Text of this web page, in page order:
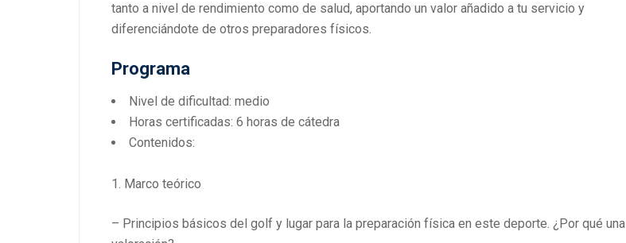
tanto a nivel de rendimiento como de salud, aportando un valor añadido a tu servicio y
diferenciándote de otros preparadores físicos.
Programa
Nivel de dificultad: medio
Horas certificadas: 6 horas de cátedra
Contenidos:
1. Marco teórico
– Principios básicos del golf y lugar para la preparación física en este deporte. ¿Por qué una